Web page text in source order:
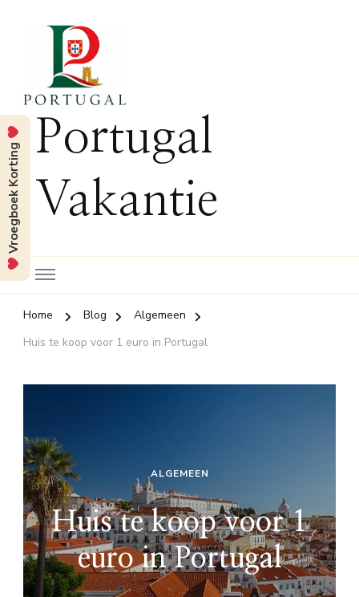
Portugal
Vakantie
Home Blog
Algemeen
Huis te koop voor 1 euro in Portugal
ALGEMEEN
Huis te koop voor 1
euro in Portugal
Vroegboek Korting